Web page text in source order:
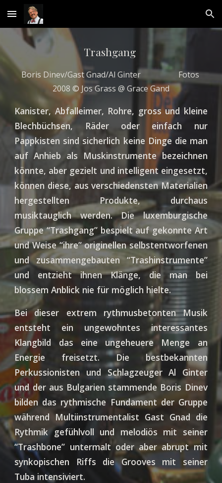
Skip to main content Skip to navigation
Trashgang
Boris Dinev/Gast Gnad/Al Ginter                   Fotos
2008 © Jos Grass @ Grace Gand
Kanister, Abfalleimer, Rohre, gross und kleine
Blechbüchsen, Räder oder einfach nur
Pappkisten sind sicherlich keine Dinge die man
auf Anhieb als Muskinstrumente bezeichnen
könnte, aber gezielt und intelligent eingesetzt,
können diese, aus verschiedensten Materialien
hergestellten Produkte, durchaus
musiktauglich werden. Die luxemburgische
Gruppe “Trashgang” bespielt auf gekonnte Art
und Weise “ihre” originellen selbstentworfenen
und zusammengebauten “Trashinstrumente”
und entzieht ihnen Klänge, die man bei
blossem Anblick nie für möglich hielte.
Bei dieser extrem rythmusbetonten Musik
entsteht ein ungewohntes interessantes
Klangbild das eine ungeheuere Menge an
Energie freisetzt. Die bestbekannten
Perkussionisten und Schlagzeuger Al Ginter
und der aus Bulgarien stammende Boris Dinev
bilden das rythmische Fundament der Gruppe
während Multiinstrumentalist Gast Gnad die
Rythmik gefühlvoll und melodiös mit seiner
“Trashbone” untermalt oder aber abrupt mit
synkopischen Riffs die Grooves mit seiner
Tuba intensiviert.